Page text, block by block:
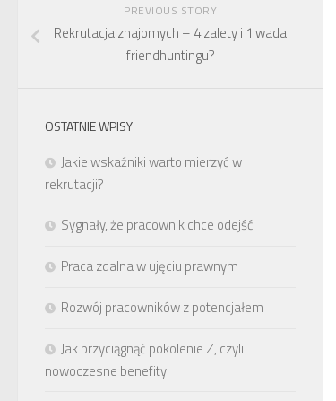
PREVIOUS STORY
Rekrutacja znajomych – 4 zalety i 1 wada
friendhuntingu?
OSTATNIE WPISY
Jakie wskaźniki warto mierzyć w
rekrutacji?
Sygnały, że pracownik chce odejść
Praca zdalna w ujęciu prawnym
Rozwój pracowników z potencjałem
Jak przyciągnąć pokolenie Z, czyli
nowoczesne benefity